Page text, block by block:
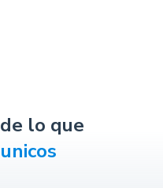
lo que